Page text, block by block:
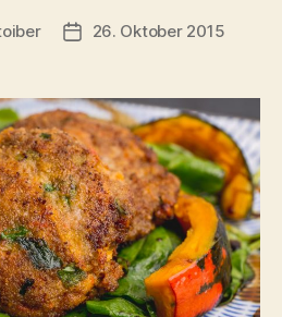
Veröffentlichungsdatum
26. Oktober 2015